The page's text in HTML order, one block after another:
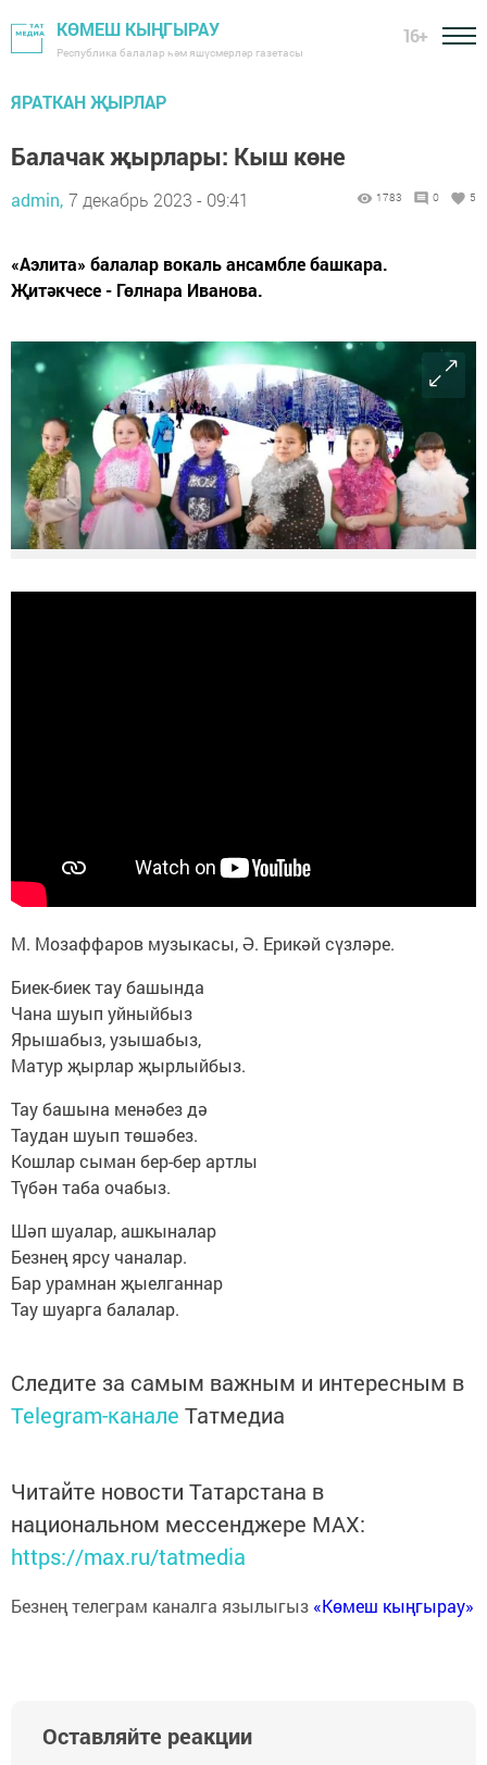
КӨМЕШ КЫҢГЫРАУ
Республика балалар һәм яшүсмерләр газетасы
16+
ЯРАТКАН ҖЫРЛАР
Балачак җырлары: Кыш көне
admin, 7 декабрь 2023 - 09:41 1783 0 5
«Аэлита» балалар вокаль ансамбле башкара.
Җитәкчесе - Гөлнара Иванова.
М. Мозаффаров музыкасы, Ә. Ерикәй сүзләре.
Биек-биек тау башында
Чана шуып уйныйбыз
Ярышабыз, узышабыз,
Матур җырлар җырлыйбыз.
Тау башына менәбез дә
Таудан шуып төшәбез.
Кошлар сыман бер-бер артлы
Түбән таба очабыз.
Шәп шуалар, ашкыналар
Безнең ярсу чаналар.
Бар урамнан җыелганнар
Тау шуарга балалар.
Следите за самым важным и интересным в
Telegram-канале Татмедиа
Читайте новости Татарстана в
национальном мессенджере MАХ:
https://max.ru/tatmedia
Безнең телеграм каналга язылыгыз «Көмеш кыңгырау»
Оставляйте реакции